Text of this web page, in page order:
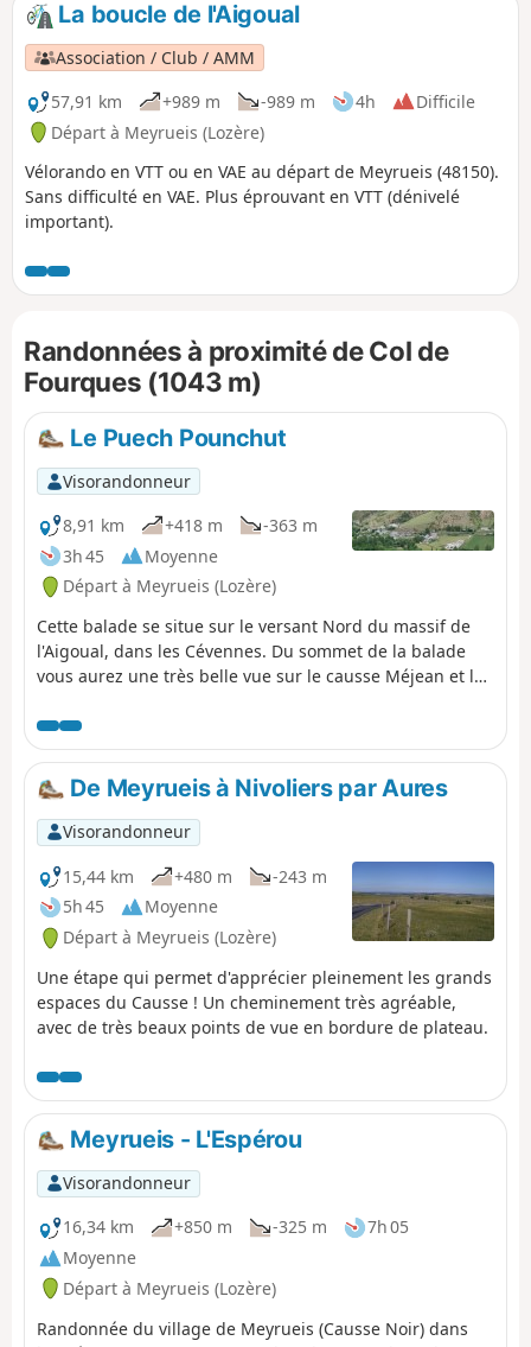
La boucle de l'Aigoual
Association / Club / AMM
57,91 km
+989 m -989 m 4h
Difficile
Départ à Meyrueis (Lozère)
Vélorando en VTT ou en VAE au départ de Meyrueis (48150).
Sans difficulté en VAE. Plus éprouvant en VTT (dénivelé
important).
Randonnées à proximité de Col de
Fourques (1043 m)
Le Puech Pounchut
Visorandonneur
8,91 km
+418 m
-363 m
3h 45
Moyenne
Départ à Meyrueis (Lozère)
Cette balade se situe sur le versant Nord du massif de
l'Aigoual, dans les Cévennes. Du sommet de la balade
vous aurez une très belle vue sur le causse Méjean et la
vous pourrez apercevoir le viaduc de Millau.
De Meyrueis à Nivoliers par Aures
Visorandonneur
15,44 km
+480 m
-243 m
5h 45
Moyenne
Départ à Meyrueis (Lozère)
Une étape qui permet d'apprécier pleinement les grands
espaces du Causse ! Un cheminement très agréable,
avec de très beaux points de vue en bordure de plateau.
Meyrueis - L'Espérou
Visorandonneur
16,34 km
+850 m -325 m
7h 05
Moyenne
Départ à Meyrueis (Lozère)
Randonnée du village de Meyrueis (Causse Noir) dans